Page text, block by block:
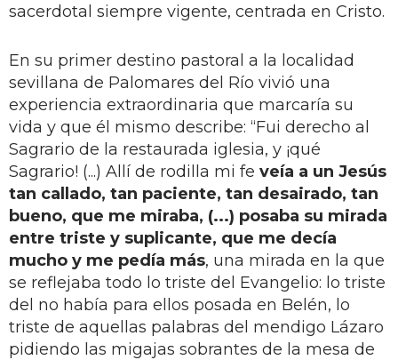
sacerdotal siempre vigente, centrada en Cristo.
En su primer destino pastoral a la localidad
sevillana de Palomares del Río vivió una
experiencia extraordinaria que marcaría su
vida y que él mismo describe: “Fui derecho al
Sagrario de la restaurada iglesia, y ¡qué
Sagrario! (...) Allí de rodilla mi fe veía a un Jesús
tan callado, tan paciente, tan desairado, tan
bueno, que me miraba, (...) posaba su mirada
entre triste y suplicante, que me decía
mucho y me pedía más, una mirada en la que
se reflejaba todo lo triste del Evangelio: lo triste
del no había para ellos posada en Belén, lo
triste de aquellas palabras del mendigo Lázaro
pidiendo las migajas sobrantes de la mesa de